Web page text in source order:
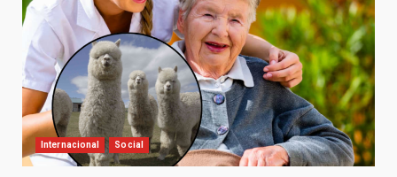
Internacional Social